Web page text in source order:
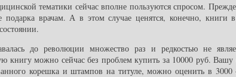
тематики сейчас вполне пользуются спросом. Прежде
подарка врачам. А в этом случае ценятся, конечно, книги
до революции множество раз и редкостью не
книгу можно сейчас без проблем купить за 10000 руб. Вашу
корешка и штампов на титуле, можно оценить в 3000